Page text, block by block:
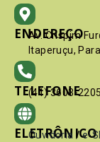
ENDEREÇO
Av. Crispim
Itaperuçu,
TELEFONE
(41) 3603-2205
ELETRÔNICO
Ouvidoria / e-